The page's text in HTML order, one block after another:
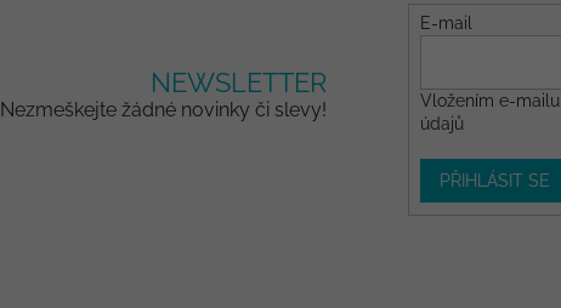
NEWSLETTER
Nezmeškejte žádné novinky či slevy!
E-mail
Vložením e-
údajů
PŘIHLÁSIT SE